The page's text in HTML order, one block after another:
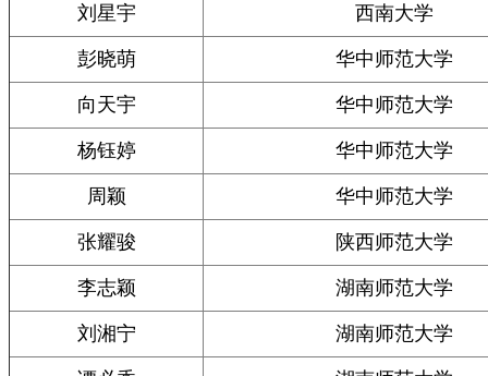
刘星宇 西南大学
彭晓萌 华中师范大学
向天宇 华中师范大学
杨钰婷 华中师范大学
周颖 华中师范大学
张耀骏 陕西师范大学
李志颖 湖南师范大学
刘湘宁 湖南师范大学